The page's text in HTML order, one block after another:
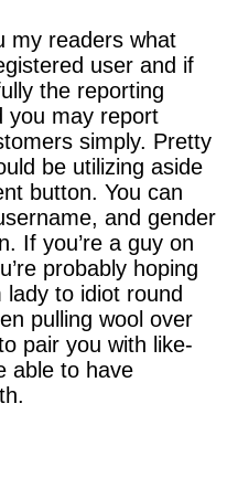
my readers what
user and if
the reporting
you may report
simply. Pretty
be utilizing aside
button. You can
and gender
If you’re a guy on
probably hoping
to idiot round
pulling wool over
pair you with like-
able to have